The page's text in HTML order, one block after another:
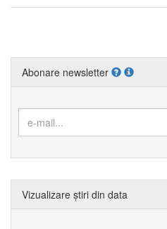
Abonare newsletter
Vizualizare știri din data